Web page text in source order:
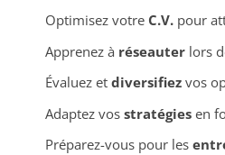
Optimisez votre C.V.pour
Apprenez à réseauterlors
Évaluez et diversifiezvos
Adaptez vos stratégiesen
Préparez-vous pour les